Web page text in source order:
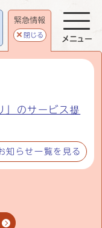
緊急情報
閉じる
」のサービス提
知らせ一覧を見る
メニュー